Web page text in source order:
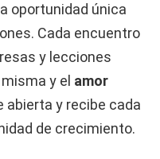
oportunidad única
Cada encuentro
y lecciones
y el amor
abierta y recibe cada
de crecimiento.